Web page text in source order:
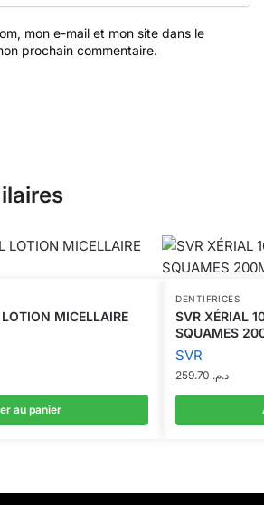
mon e-mail et mon site dans le
prochain commentaire.
MICELLAIRE
au panier
DENTIFRICES
SVR XÉRIAL
SQUAMES
SVR
د.م.